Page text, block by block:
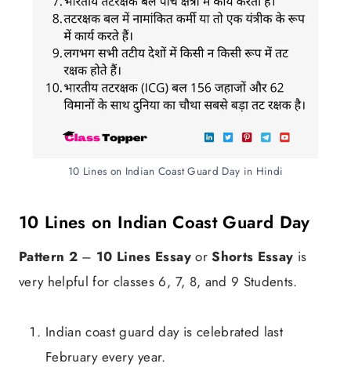
10 Lines on Indian Coast Guard Day in Hindi
10 Lines on Indian Coast Guard Day
Pattern 2 – 10 Lines EssayorShorts Essay is
very helpful for classes 6, 7, 8, and 9 Students.
Indian coast guard day is celebrated last
February every year.